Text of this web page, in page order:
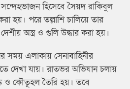
হিসেবে সৈয়দ রাকিবুল
হয়। পরে তল্লাশি চালিয়ে তার
অস্ত্র ও গুলি উদ্ধার করা হয়।
সময় এলাকায় সেনাবাহিনীর
দেখা যায়। রাতভর অভিযান চলায়
ও কৌতূহল তৈরি হয়। তবে